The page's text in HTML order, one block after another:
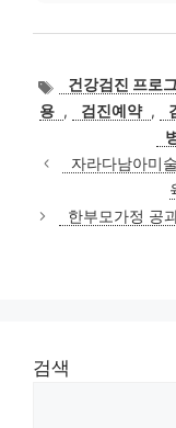
태건강검진 프로
용 , 검진예약 ,
자라다남아미
한부모가정 공
검색